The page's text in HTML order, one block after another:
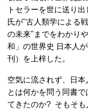
トセラーを世に送り
氏が"古人類学による
の未来"までをわかり
和」の世界史 日本人
刊）を上梓した。
空気に流されず、日
とは何かを問う同書
てきたのか? そもそも